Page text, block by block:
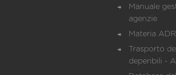
Manuale
agenzie
Materia
Trasporto
deperibili -